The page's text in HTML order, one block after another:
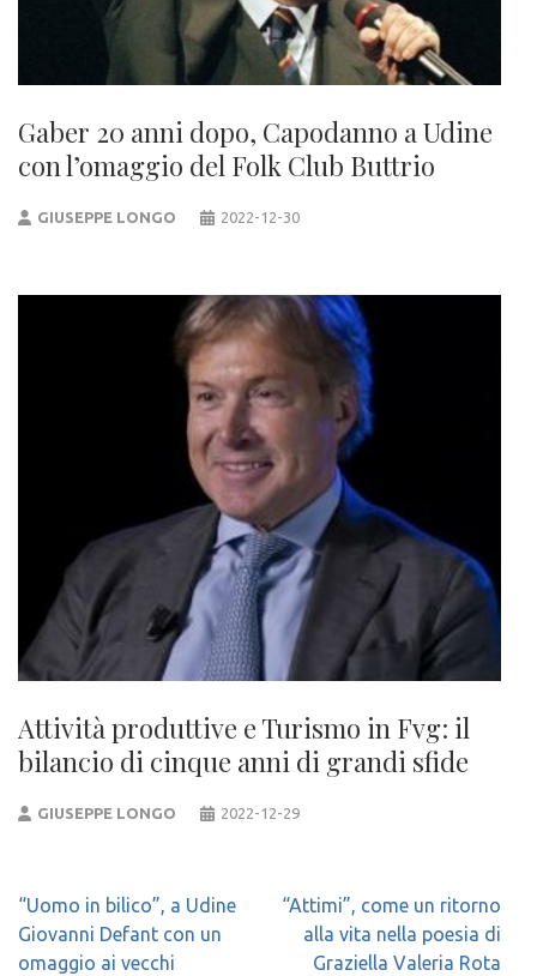
Gaber 20 anni dopo, Capodanno a Udine
con l’omaggio del Folk Club Buttrio
GIUSEPPE LONGO 2022-12-30
Attività produttive e Turismo in Fvg: il
bilancio di cinque anni di grandi sfide
GIUSEPPE LONGO 2022-12-29
Navigazione
articoli
“Uomo in bilico”, a Udine
Giovanni Defant con un
omaggio ai vecchi
“Attimi”, come un ritorno
alla vita nella poesia di
Graziella Valeria Rota